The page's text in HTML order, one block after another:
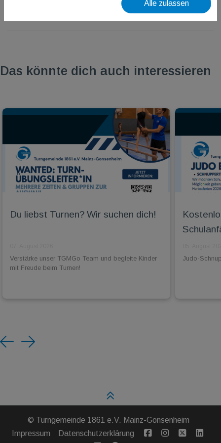
Das könnte dich auch interessieren
Du liebst Turnen? Wir suchen dich!
Verstärke unser TGMGo Team und begleite Kinder
mit Freude beim Turnen!
Judo-
Previous
Next
© Turngemeinde 1861 e.V. Mainz-Gonsenheim
Impressum
Datenschutzerklärung
Alle zulassen